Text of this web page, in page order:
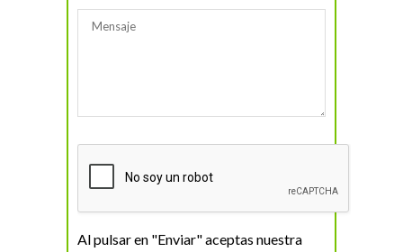
Al pulsar en "Enviar" aceptas nuestra